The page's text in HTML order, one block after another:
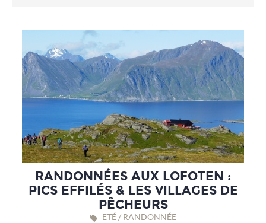
RANDONNÉES AUX LOFOTEN :
PICS EFFILÉS & LES VILLAGES DE
PÊCHEURS
ETÉ / RANDONNÉE